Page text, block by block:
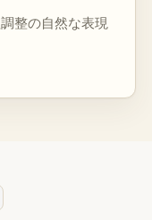
整の自然な表現